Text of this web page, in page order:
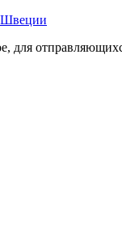
Швеции
для